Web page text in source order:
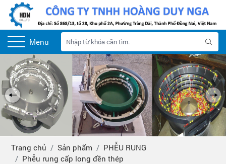
Menu
Trang chủ Sản phẩm
PHỄU RUNG
Phễu rung cấp long đền thép